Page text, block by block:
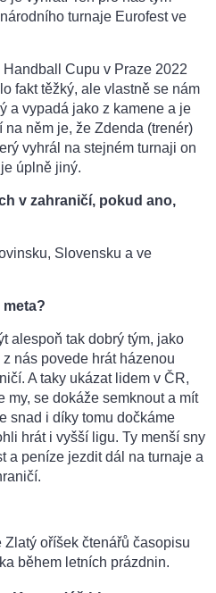
turnaje Eurofest ve
Cupu v Praze 2022
fakt těžký, ale vlastně se nám
a vypadá jako z kamene a je
něm je, že Zdenda (trenér)
vyhrál na stejném turnaji on
úplně jiný.
v zahraničí, pokud ano,
Slovensku a ve
alespoň tak dobrý tým, jako
nás povede hrát házenou
A taky ukázat lidem v ČR,
my, se dokáže semknout a mít
snad i díky tomu dočkáme
hrát i vyšší ligu. Ty menší sny
a peníze jezdit dál na turnaje a
oříšek čtenářů časopisu
během letních prázdnin.